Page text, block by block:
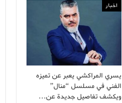
اخبار
يسري المراكشي يعبر عن تميزه
الفني في مسلسل “منال”
ويكشف تفاصيل جديدة عن…